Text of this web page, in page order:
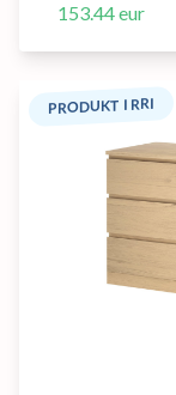
153.44 eur
PRODUKT I RRI